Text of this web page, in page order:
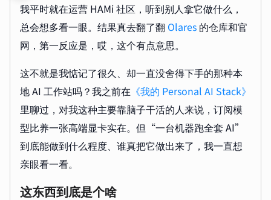
我平时就在运营 HAMi 社区，听到别人拿它做什么，
总会想多看一眼。结果真去翻了翻 Olares 的仓库和官
网，第一反应是，哎，这个有点意思。
这不就是我惦记了很久、却一直没舍得下手的那种本
地 AI 工作站吗？我之前在 《我的 Personal AI Stack》
里聊过，对我这种主要靠脑子干活的人来说，订阅模
型比养一张高端显卡实在。但“一台机器跑全套 AI”
到底能做到什么程度、谁真把它做出来了，我一直想
亲眼看一看。
这东西到底是个啥